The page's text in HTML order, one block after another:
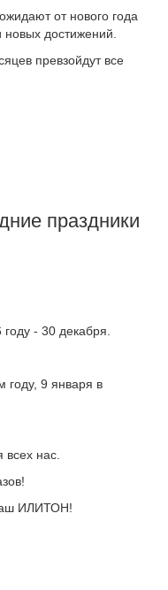
от нового года
достижений.
превзойдут все
праздники
- 30 декабря.
9 января в
нас.
ИЛИТОН!